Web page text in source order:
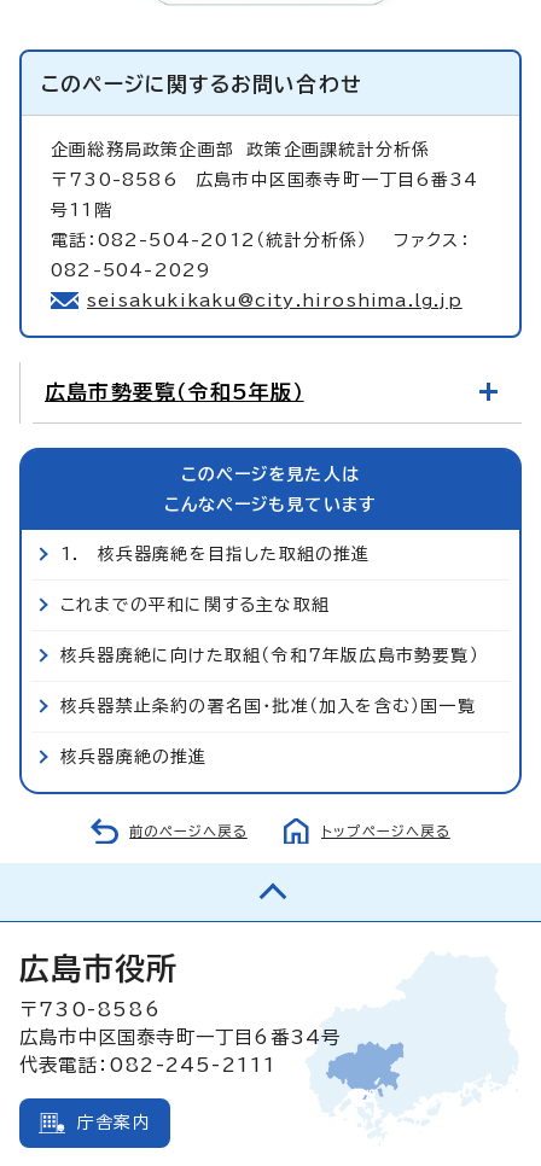
このページに関するお問い合わせ
企画総務局政策企画部政策企画課統計分析係
〒730-8586 広島市中区国泰寺町一丁目6番34
号11階
電話：082-504-2012（統計分析係） ファクス：
082-504-2029
seisakukikaku@city.hiroshima.lg.jp
広島市勢要覧（令和5年版）
このページを見た人は
こんなページも見ています
1. 核兵器廃絶を目指した取組の推進
これまでの平和に関する主な取組
核兵器廃絶に向けた取組（令和7年版広島市勢要覧）
核兵器禁止条約の署名国・批准（加入を含む）国一覧
核兵器廃絶の推進
前のページへ戻る トップページへ戻る
広島市役所
〒730-8586
広島市中区国泰寺町一丁目6番34号
代表電話：082-245-2111
庁舎案内